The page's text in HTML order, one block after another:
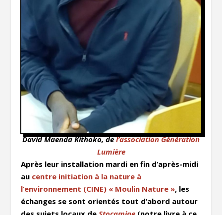
David Maenda Kithoko, del’association Génération
Lumière
Après leur installation mardi en fin d’après-midi
au centre initiation à la nature à
l’environnement (CINE) « Moulin Nature », les
échanges se sont orientés tout d’abord autour